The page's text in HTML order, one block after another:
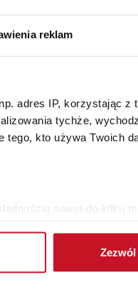
reklam
adres IP, korzystając z
tychże,
kto używa Twoich
nawet do kilku
oraz ustaw własne
O CENĘ W SALONIE